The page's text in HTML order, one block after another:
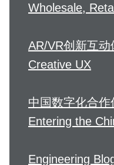
Wholesale,
AR/VR创新互动
Creative UX
中国数字化合作
Entering the
Engineering